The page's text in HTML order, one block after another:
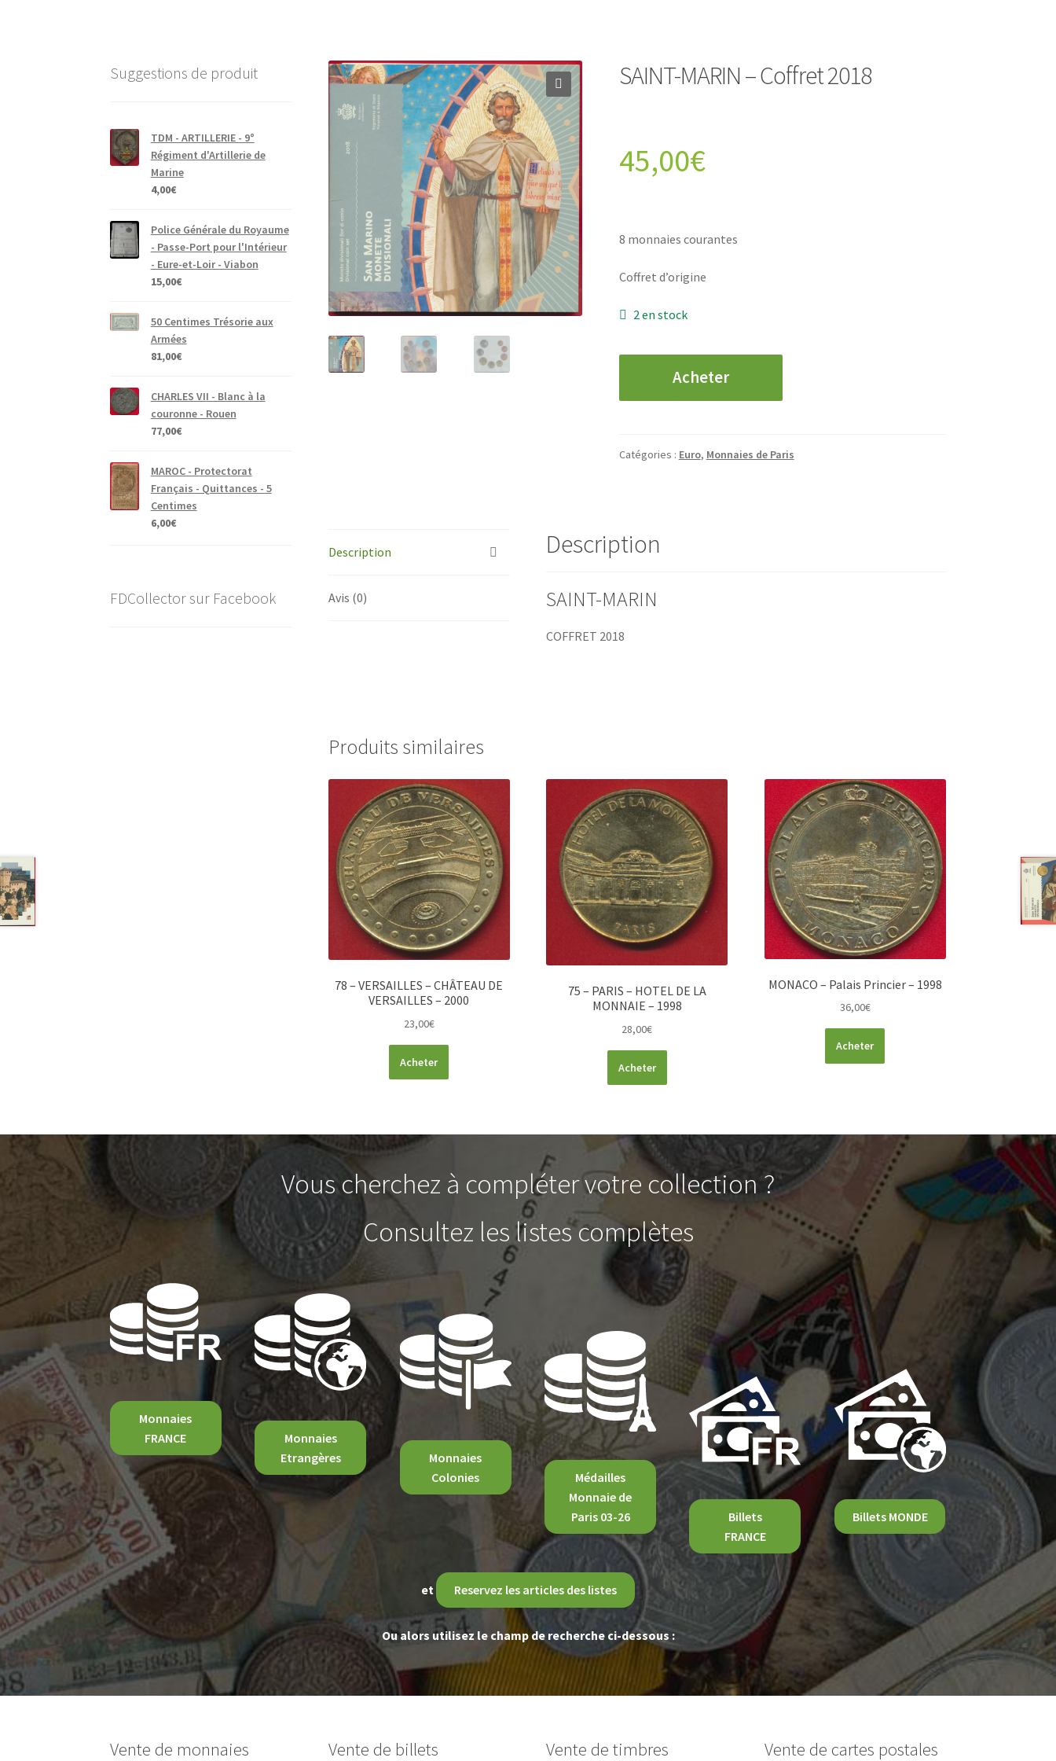
SAINT-MARIN – Coffret 2018
45,00€
8 monnaies courantes
Coffret d’origine
2 en stock
SAINT-
Coffret
Acheter
Catégories : Euro, Monnaies de Paris
Description
Avis (0)
Description
SAINT-MARIN
COFFRET 2018
Produits similaires
78 – VERSAILLES – CHÂTEAU DE
VERSAILLES – 2000
23,00€
Acheter
75 – PARIS – HOTEL DE LA
MONNAIE – 1998
28,00€
Acheter
MONACO – Palais Princier – 1998
36,00€
Acheter
Suggestions de produit
TDM - ARTILLERIE - 9°
Régiment d'Artillerie de
Marine
4,00€
Police Générale du Royaume
- Passe-Port pour l'Intérieur
- Eure-et-Loir - Viabon
15,00€
50 Centimes Trésorie aux
Armées
81,00€
CHARLES VII - Blanc à la
couronne - Rouen
77,00€
MAROC - Protectorat
Français - Quittances - 5
Centimes
6,00€
FDCollector sur Facebook
Vous cherchez à compléter votre collection ?
Consultez les listes complètes
Monnaies
FRANCE
Monnaies
Etrangères
Monnaies
Colonies
Médailles
Monnaie de
Paris 03-26
Billets
FRANCE
Billets MONDE
et Reservez les articles des listes
Ou alors utilisez le champ de recherche ci-dessous :
Vente de monnaies Vente de billets Vente de timbres Vente de cartes postales